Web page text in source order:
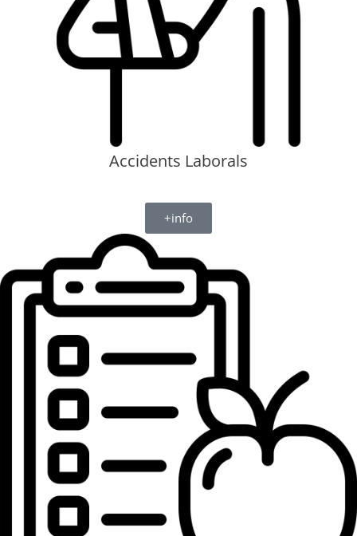
Accidents Laborals
+info